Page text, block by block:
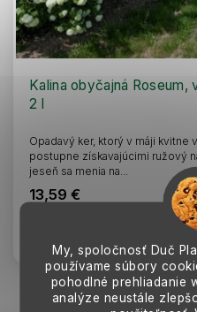
My, spoločnosť Duč
používame súbory
pohodlné prehliadanie
analýze neustále
Kalina obyčajná
2 l
13,59 €
Opadavý ker, ktorý v máji
postupne získavajúcimi ružový
jeseň sa menia na...